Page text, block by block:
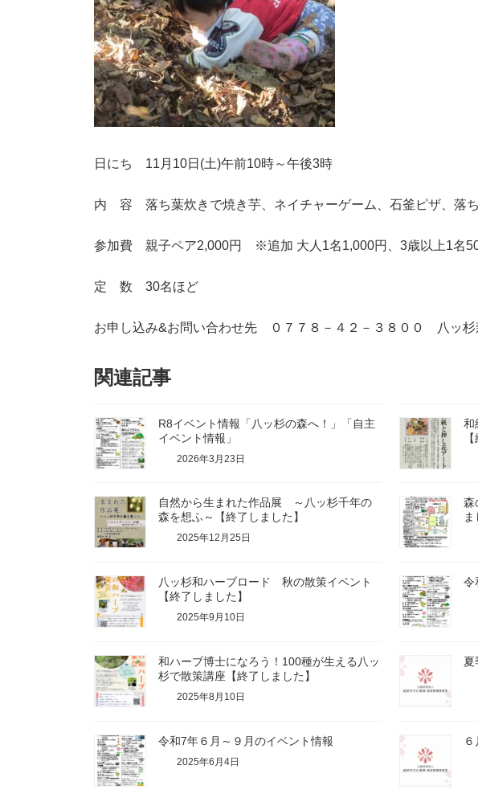
日にち 11月10日(土)午前10時～午後3時
内 容 落ち葉炊きで焼き芋、ネイチャーゲーム、石釜ピザ、落
参加費 親子ペア2,000円 ※追加 大人1名1,000円、3歳以上1名
定 数 30名ほど
お申し込み&お問い合わせ先 ０７７８－４２－３８００ 八ッ杉
関連記事
R8イベント情報「八ッ杉の森へ！」「自主
イベント情報」
2026年3月23日
和
自然から生まれた作品展 ～八ッ杉千年の
森を想ふ～【終了しました】
2025年12月25日
森
ま
八ッ杉和ハーブロード 秋の散策イベント
【終了しました】
2025年9月10日
令
和ハーブ博士になろう！100種が生える八ッ
杉で散策講座【終了しました】
2025年8月10日
夏
令和7年６月～９月のイベント情報
2025年6月4日